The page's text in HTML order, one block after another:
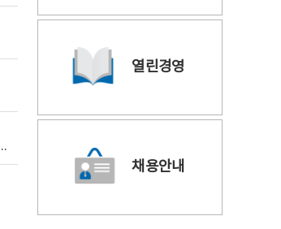
체계 확립을 위한 법·제도적 검토 방안 연구
열린경영
채용안내